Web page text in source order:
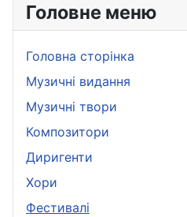
Головне меню
Головна сторінка
Музичні видання
Музичні твори
Композитори
Диригенти
Хори
Фестивалі